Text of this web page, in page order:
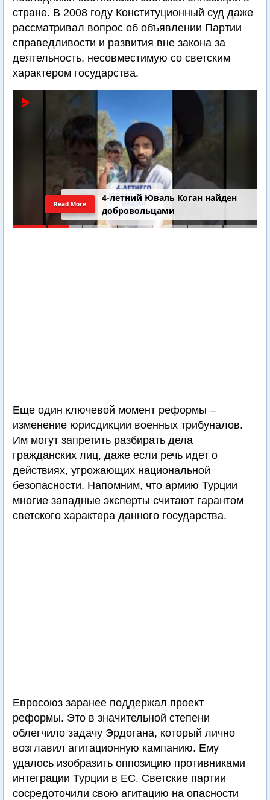
стране. В 2008 году Конституционный суд даже
рассматривал вопрос об объявлении Партии
справедливости и развития вне закона за
деятельность, несовместимую со светским
характером государства.
4-летний Юваль Коган найден
добровольцами
Read More
Еще один ключевой момент реформы –
изменение юрисдикции военных трибуналов.
Им могут запретить разбирать дела
гражданских лиц, даже если речь идет о
действиях, угрожающих национальной
безопасности. Напомним, что армию Турции
многие западные эксперты считают гарантом
светского характера данного государства.
Евросоюз заранее поддержал проект
реформы. Это в значительной степени
облегчило задачу Эрдогана, который лично
возглавил агитационную кампанию. Ему
удалось изобразить оппозицию противниками
интеграции Турции в ЕС. Светские партии
сосредоточили свою агитацию на опасности